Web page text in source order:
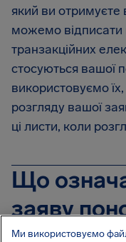
який ви
можемо відписати
транзакційних
стосуються вашої
використовуємо
розгляду вашої
ці листи, коли
Що
заяву
Якщо ми не
Ми використовуємо